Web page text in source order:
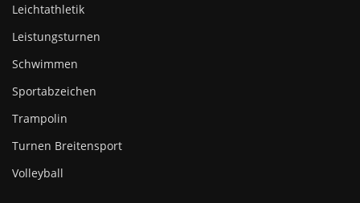
Leichtathletik
Leistungsturnen
Schwimmen
Sportabzeichen
Trampolin
Turnen Breitensport
Volleyball